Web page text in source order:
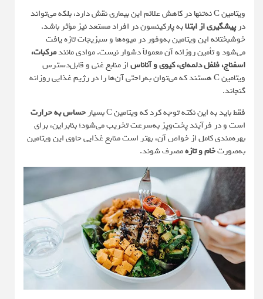
ویتامین C نه‌تنها در کاهش علائم این بیماری نقش دارد، بلکه می‌تواند
درپیشگیری از ابتلابه پارکینسون در افراد مستعد نیز مؤثر باشد.
خوشبختانه این ویتامین به‌وفور در میوه‌ها و سبزیجات تازه یافت
می‌شود و تأمین روزانه‌ آن معمولاً دشوار نیست. موادی مانندمرکبات،
اسفناج، فلفل دلمه‌ای، کیوی و آناناساز منابع غنی و قابل‌دسترس
ویتامین C هستند که می‌توان به‌راحتی آن‌ها را در رژیم غذایی روزانه
گنجاند.
فقط باید به این نکته توجه کرد که ویتامین C بسیار
حساس به حرارت
است و در فرآیند پخت‌وپز به‌سرعت تخریب می‌شود؛ بنابراین، برای
بهره‌مندی کامل از خواص آن، بهتر است منابع غذایی حاوی این ویتامین
به‌صورتخام و تازهمصرف شوند.